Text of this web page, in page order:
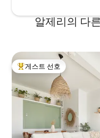
알제리의 다
상위 게스트 선호
게스트 선호